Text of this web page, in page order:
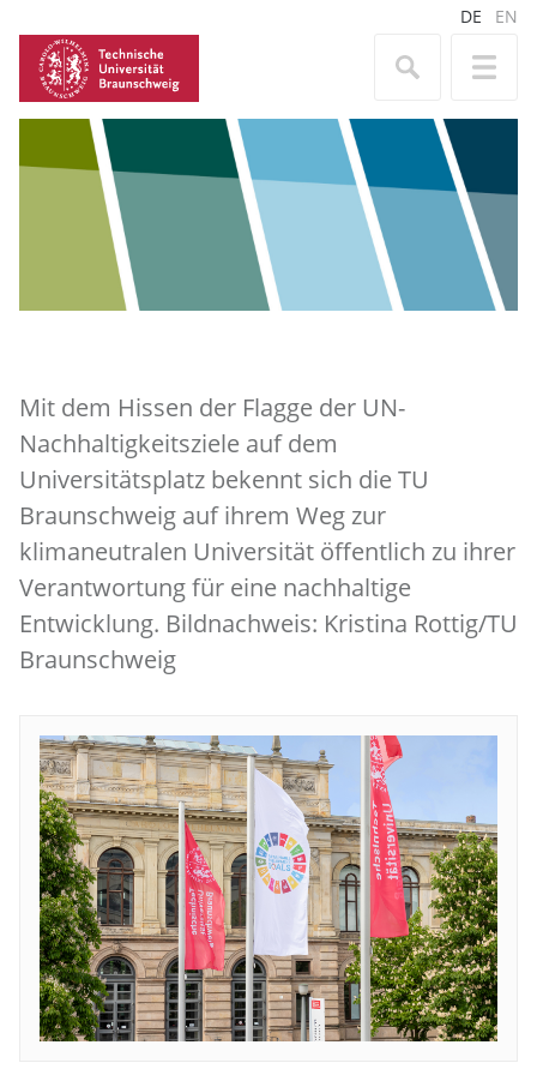
DE EN
Mit dem Hissen der Flagge der UN-
Nachhaltigkeitsziele auf dem
Universitätsplatz bekennt sich die TU
Braunschweig auf ihrem Weg zur
klimaneutralen Universität öffentlich zu ihrer
Verantwortung für eine nachhaltige
Entwicklung. Bildnachweis: Kristina Rottig/TU
Braunschweig